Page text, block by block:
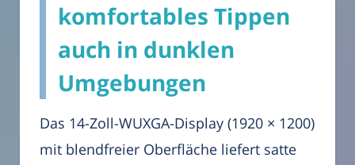
komfortables Tippen
auch in dunklen
Umgebungen
Das 14-Zoll-WUXGA-Display (1920 × 1200)
mit blendfreier Oberfläche liefert satte